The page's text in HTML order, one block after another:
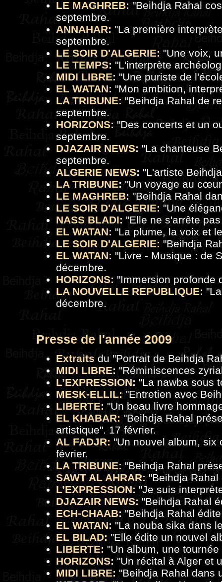
LE MAGHREB: "Beihdja Rahal
septembre.
ANNAHAR: "La première
septembre.
LE SOIR D'ALGERIE: "Une voix,
LE TEMPS: "L'interprète
MIDI LIBRE: "Une puriste de
EL WATAN: "Mon ambition,
LA TRIBUNE: "Beihdja Rahal de
septembre.
HORIZONS: "Des concerts et un
septembre.
DJAZAIR NEWS: "La chanteuse
septembre.
ALGERIE NEWS: "L'artiste
LA TRIBUNE: "Un voyage au
LE MAGHREB: "Beihdja Rahal
LE SOIR D'ALGERIE: "Une
NASS BLADI: "Elle ne s'arrête
EL WATAN: "La plume, la voix et
LE SOIR D'ALGERIE: "Beihdja
EL WATAN: "Livre - Musique : de
décembre.
HORIZONS: "Immersion profonde
LA NOUVELLE REPUBLIQUE: "
décembre.
Presse de l'année 2009
Extraits du "Portrait de Beihdja
MIDI LIBRE: "Réminiscences
L’EXPRESSION: "La nawba sous
MESK-ELLIL: "Entretien avec
LIBERTE: "Un beau livre
EL KHABAR: "Beihdja Rahal
artistique". 17 février.
AL FADJR: "Un nouvel album, six
février.
LA TRIBUNE: "Beihdja Rahal
SAWT AL AHRAR: "Beihdja
L’EXPRESSION: "Je suis
DJAZAIR NEWS: "Beihdja Rahal
ECH-CHAAB: "Beihdja Rahal
EL WATAN: "La nouba sika dans
EL BILAD: "Elle édite un nouvel
LIBERTE: "Un album, une
HORIZONS: "Un récital à Alger et
MIDI LIBRE: "Beihdja Rahal dans